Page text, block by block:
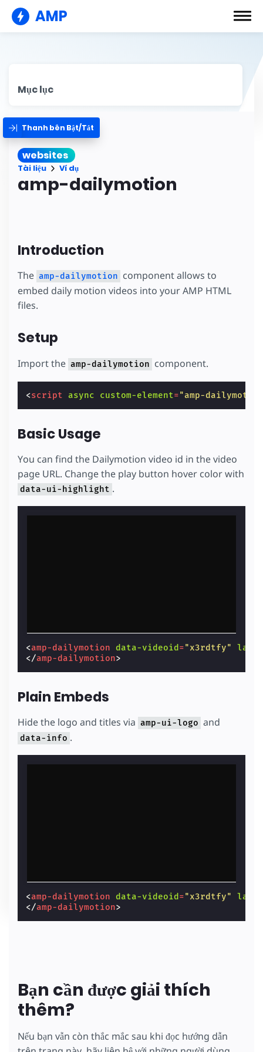
AMP
Mục lục
Thanh bên Bật/Tắt
websites
Tài liệu Ví dụ
amp-dailymotion
Introduction
The amp-dailymotion component allows to
embed daily motion videos into your AMP HTML
files.
Setup
Import the amp-dailymotion component.
<script async custom-element="amp-
Basic Usage
You can find the Dailymotion video id in the video
page URL. Change the play button hover color with
data-ui-highlight .
<amp-dailymotion data-videoid ="x3rdtfy"
</amp-dailymotion>
Plain Embeds
Hide the logo and titles via amp-ui-logo and
data-info .
<amp-dailymotion data-videoid ="x3rdtfy"
</amp-dailymotion>
Bạn cần được giải thích
thêm?
Nếu bạn vẫn còn thắc mắc sau khi đọc hướng dẫn